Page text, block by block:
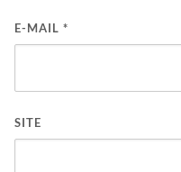
E-MAIL *
SITE